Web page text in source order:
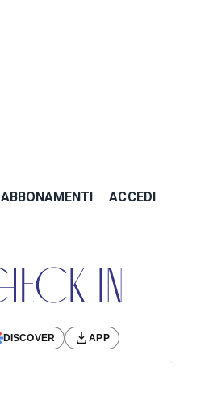
ABBONAMENTI ACCEDI
DISCOVER APP